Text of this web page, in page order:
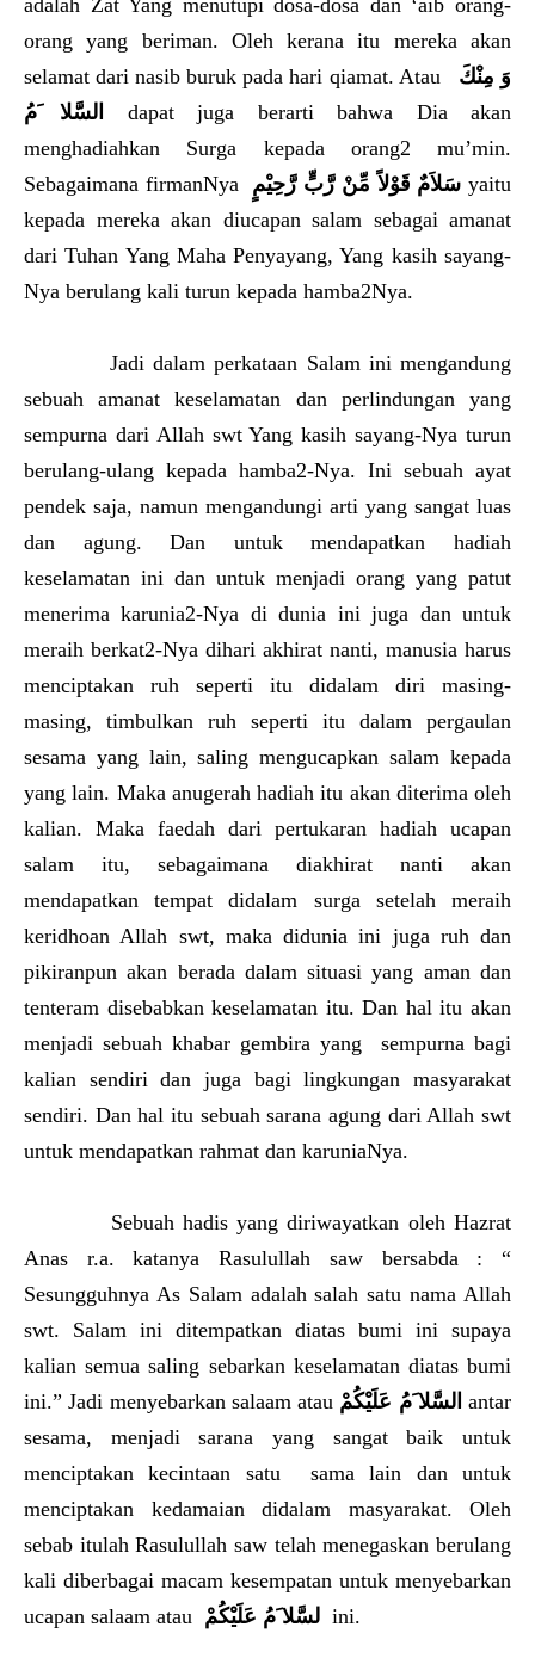
adalah Zat Yang menutupi dosa-dosa dan ‘aib orang-
orang yang beriman. Oleh kerana itu mereka akan
selamat dari nasib buruk pada hari qiamat. Atau وَ مِنْكَ
السَّلا َمُ
dapat juga berarti bahwa Dia akan
menghadiahkan Surga kepada orang2 mu’min.
Sebagaimana firmanNya سَلاَمٌ قَوْلاً مِّنْ رَّبٍّ رَّحِيْمٍ yaitu
kepada mereka akan diucapan salam sebagai amanat
dari Tuhan Yang Maha Penyayang, Yang kasih sayang-
Nya berulang kali turun kepada hamba2Nya.
Jadi dalam perkataan Salam ini mengandung
sebuah amanat keselamatan dan perlindungan yang
sempurna dari Allah swt Yang kasih sayang-Nya turun
berulang-ulang kepada hamba2-Nya. Ini sebuah ayat
pendek saja, namun mengandungi arti yang sangat luas
dan agung. Dan untuk mendapatkan hadiah
keselamatan ini dan untuk menjadi orang yang patut
menerima karunia2-Nya di dunia ini juga dan untuk
meraih berkat2-Nya dihari akhirat nanti, manusia harus
menciptakan ruh seperti itu didalam diri masing-
masing, timbulkan ruh seperti itu dalam pergaulan
sesama yang lain, saling mengucapkan salam kepada
yang lain. Maka anugerah hadiah itu akan diterima oleh
kalian. Maka faedah dari pertukaran hadiah ucapan
salam itu, sebagaimana diakhirat nanti akan
mendapatkan tempat didalam surga setelah meraih
keridhoan Allah swt, maka didunia ini juga ruh dan
pikiranpun akan berada dalam situasi yang aman dan
tenteram disebabkan keselamatan itu. Dan hal itu akan
menjadi sebuah khabar gembira yang sempurna bagi
kalian sendiri dan juga bagi lingkungan masyarakat
sendiri. Dan hal itu sebuah sarana agung dari Allah swt
untuk mendapatkan rahmat dan karuniaNya.
Sebuah hadis yang diriwayatkan oleh Hazrat
Anas r.a. katanya Rasulullah saw bersabda : “
Sesungguhnya As Salam adalah salah satu nama Allah
swt. Salam ini ditempatkan diatas bumi ini supaya
kalian semua saling sebarkan keselamatan diatas bumi
ini.” Jadi menyebarkan salaam atau السَّلا َمُ عَلَيْكُمْ antar
sesama, menjadi sarana yang sangat baik untuk
menciptakan kecintaan satu sama lain dan untuk
menciptakan kedamaian didalam masyarakat. Oleh
sebab itulah Rasulullah saw telah menegaskan berulang
kali diberbagai macam kesempatan untuk menyebarkan
ucapan salaam atau لسَّلا َمُ عَلَيْكُمْ ini.